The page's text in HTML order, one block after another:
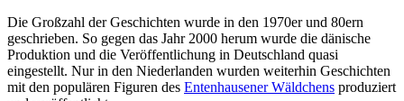
Die Großzahl der Geschichten wurde in den 1970er und 80ern
geschrieben. So gegen das Jahr 2000 herum wurde die dänische
Produktion und die Veröffentlichung in Deutschland quasi
eingestellt. Nur in den Niederlanden wurden weiterhin Geschichten
mit den populären Figuren des Entenhausener Wäldchens produziert